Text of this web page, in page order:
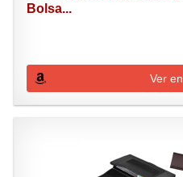
Bolsa...
Ver